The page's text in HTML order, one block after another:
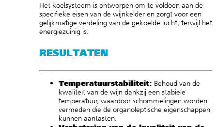
Het koelsysteem is ontworpen om te voldoen aan de
specifieke eisen van de wijnkelder en zorgt voor een
gelijkmatige verdeling van de gekoelde lucht, terwijl het
energiezuinig is.
RESULTATEN
Temperatuurstabiliteit: Behoud van de
kwaliteit van de wijn dankzij een stabiele
temperatuur, waardoor schommelingen worden
vermeden die de organoleptische eigenschappen
kunnen aantasten.